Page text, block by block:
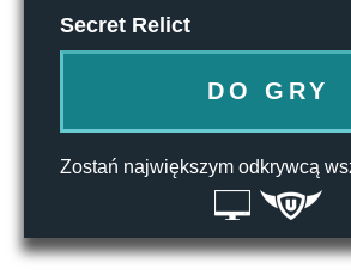
Secret Relict
DO GRY
Zostań największym odkrywcą